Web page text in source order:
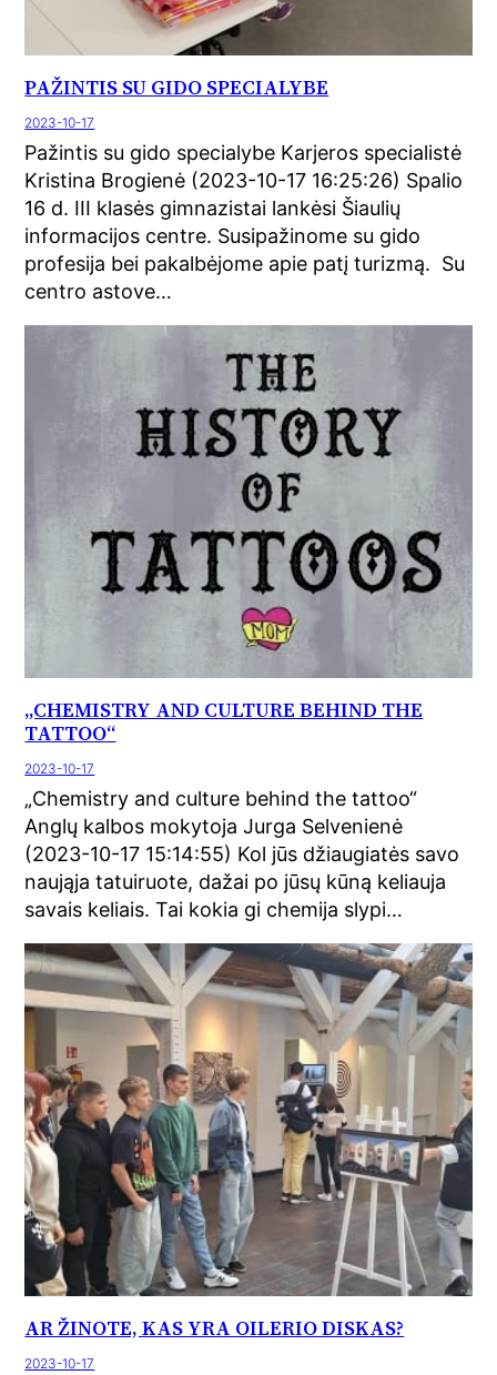
PAŽINTIS SU GIDO SPECIALYBE
2023-10-17
Pažintis su gido specialybe Karjeros specialistė
Kristina Brogienė (2023-10-17 16:25:26) Spalio
16 d. III klasės gimnazistai lankėsi Šiaulių
informacijos centre. Susipažinome su gido
profesija bei pakalbėjome apie patį turizmą. Su
centro astove…
„CHEMISTRY AND CULTURE BEHIND THE
TATTOO“
2023-10-17
„Chemistry and culture behind the tattoo“
Anglų kalbos mokytoja Jurga Selvenienė
(2023-10-17 15:14:55) Kol jūs džiaugiatės savo
naująja tatuiruote, dažai po jūsų kūną keliauja
savais keliais. Tai kokia gi chemija slypi…
AR ŽINOTE, KAS YRA OILERIO DISKAS?
2023-10-17